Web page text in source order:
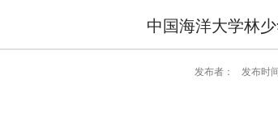
中国海洋大学林
发布者： 发布时